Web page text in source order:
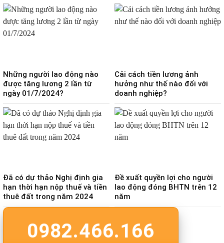
Những người lao động nào
được tăng lương 2 lần từ
ngày 01/7/2024?
Cải cách tiền lương ảnh
hưởng như thế nào đối với
doanh nghiệp?
Đã có dự thảo Nghị định gia
hạn thời hạn nộp thuế và tiền
thuê đất trong năm 2024
Đề xuất quyền lợi cho người
lao động đóng BHTN trên 12
năm
0982.466.166